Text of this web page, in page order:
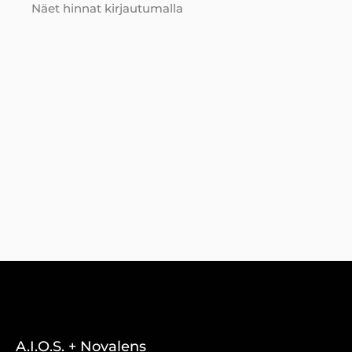
Näet hinnat kirjautumalla
A.I.O.S. + Novalens